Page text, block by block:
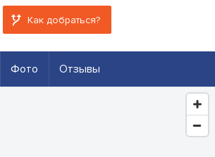
Как добраться?
Фото Отзывы